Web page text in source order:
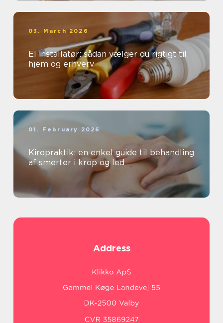
03. March 2026
El installatør: sådan vælger du rigtigt til
hjem og erhverv
01. February 2026
Kiropraktik: en enkel guide til behandling
af smerter i krop og led
Address